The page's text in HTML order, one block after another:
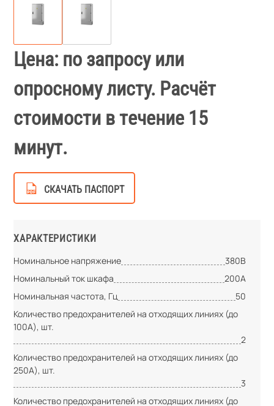
Цена: по запросу или
опросному листу. Расчёт
стоимости в течение 15
минут.
СКАЧАТЬ ПАСПОРТ
ХАРАКТЕРИСТИКИ
Номинальное напряжение
380В
Номинальный ток шкафа
200А
Номинальная частота, Гц
50
Количество предохранителей на отходящих линиях (до
100А), шт.
2
Количество предохранителей на отходящих линиях (до
250А), шт.
3
Количество предохранителей на отходящих линиях (до